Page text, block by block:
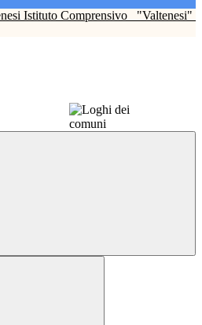
Istituto Comprensivo
"Valtenesi"